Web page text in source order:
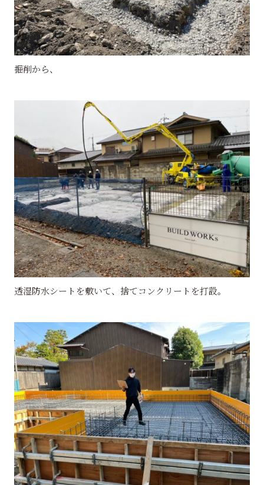
掘削から、
透湿防水シートを敷いて、捨てコンクリートを打設。